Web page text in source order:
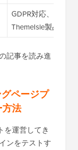
GDPR対応、組み
ThemeIsle製品と連
記事を読み進
ページプ
法
を運営してき
ンをテストす